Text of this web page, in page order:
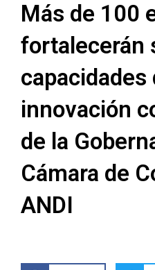
Más de 100
fortalecerán
capacidades
innovación
de la
Cámara de
ANDI